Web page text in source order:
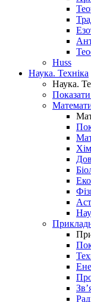
Huss
Наука. Техніка
Наука.
Показати